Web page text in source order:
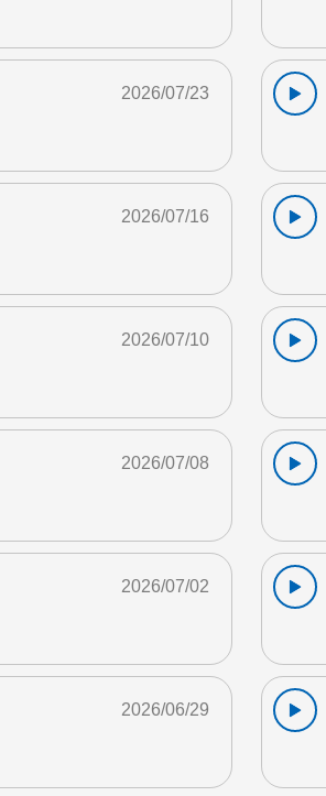
2026/07/23
2026/07/16
2026/07/10
2026/07/08
2026/07/02
2026/06/29